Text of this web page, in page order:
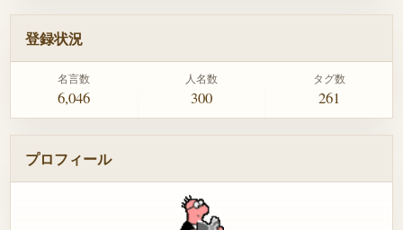
登録状況
名言数
6,046
人名数
300
タグ数
261
プロフィール